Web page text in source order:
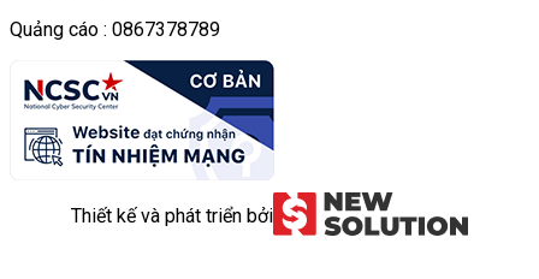
Quảng cáo : 0867378789
Thiết kế và phát triển bởi